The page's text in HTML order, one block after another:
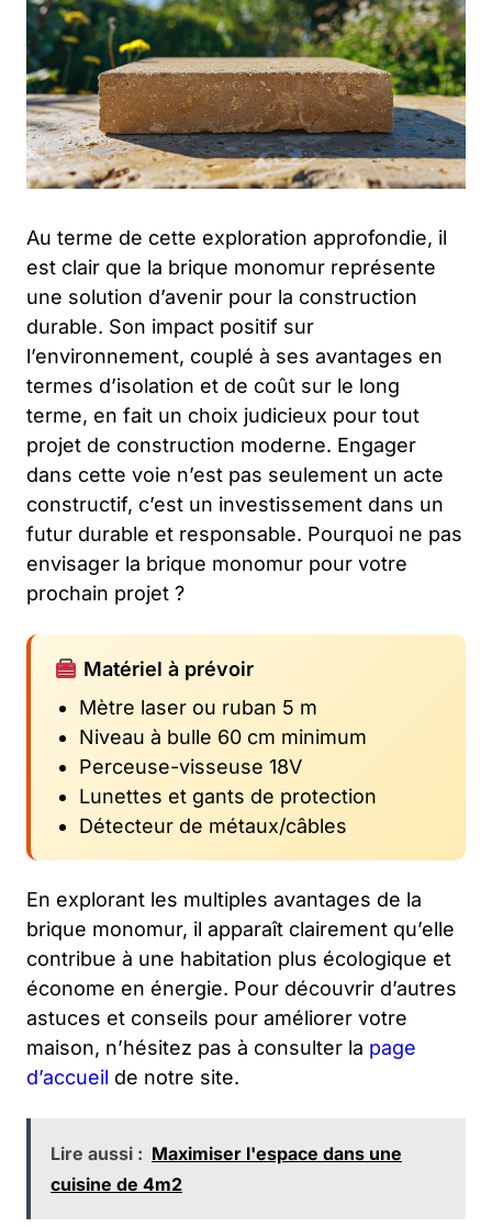
Au terme de cette exploration approfondie, il
est clair que la brique monomur représente
une solution d’avenir pour la construction
durable. Son impact positif sur
l’environnement, couplé à ses avantages en
termes d’isolation et de coût sur le long
terme, en fait un choix judicieux pour tout
projet de construction moderne. Engager
dans cette voie n’est pas seulement un acte
constructif, c’est un investissement dans un
futur durable et responsable. Pourquoi ne pas
envisager la brique monomur pour votre
prochain projet ?
Matériel à prévoir
Mètre laser ou ruban 5 m
Niveau à bulle 60 cm minimum
Perceuse-visseuse 18V
Lunettes et gants de protection
Détecteur de métaux/câbles
En explorant les multiples avantages de la
brique monomur, il apparaît clairement qu’elle
contribue à une habitation plus écologique et
économe en énergie. Pour découvrir d’autres
astuces et conseils pour améliorer votre
maison, n’hésitez pas à consulter la page
d’accueil de notre site.
Lire aussi : Maximiser l'espace dans une
cuisine de 4m2